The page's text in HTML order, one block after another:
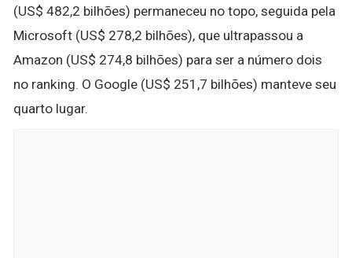
(US$ 482,2 bilhões) permaneceu no topo, seguida pela
Microsoft (US$ 278,2 bilhões), que ultrapassou a
Amazon (US$ 274,8 bilhões) para ser a número dois
no ranking. O Google (US$ 251,7 bilhões) manteve seu
quarto lugar.